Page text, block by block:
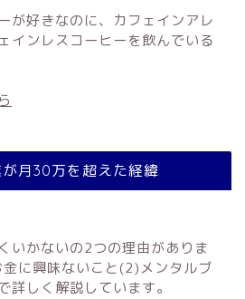
が好きなのに、カフェインアレ
インレスコーヒーを飲んでいる
月30万を超えた経緯
いかないの2つの理由がありま
に興味ないこと(2)メンタルブ
詳しく解説しています。